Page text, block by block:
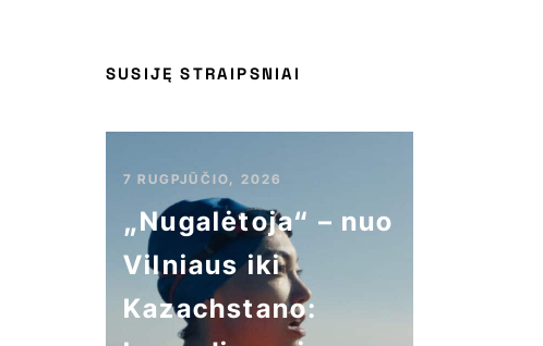
SUSIJĘ STRAIPSNIAI
7 RUGPJŪČIO, 2026
„Nugalėtoja“ – nuo
Vilniaus iki
Kazachstano: